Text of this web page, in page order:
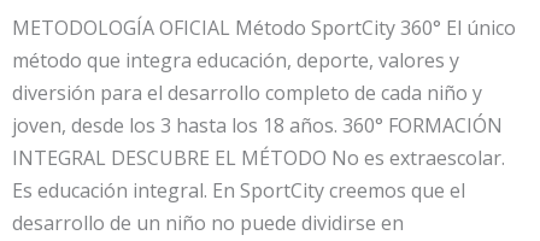
METODOLOGÍA OFICIAL Método SportCity 360° El único
método que integra educación, deporte, valores y
diversión para el desarrollo completo de cada niño y
joven, desde los 3 hasta los 18 años. 360° FORMACIÓN
INTEGRAL DESCUBRE EL MÉTODO No es extraescolar.
Es educación integral. En SportCity creemos que el
desarrollo de un niño no puede dividirse en